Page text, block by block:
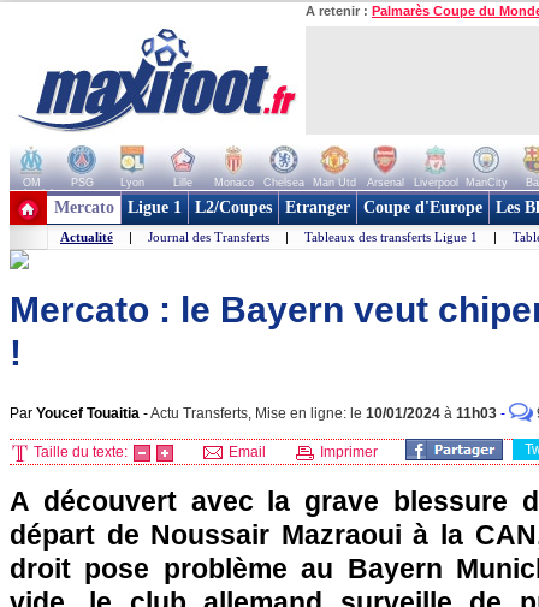
A retenir : Palmarès Coupe du
OM PSG Lyon Lille Monaco Chelsea Man Utd Arsenal Liverpool ManCity
+ de clubs
Mercato Ligue 1 L2/Coupes Etranger Coupe d'Europe Les
Actualité | Journal des Transferts | Tableaux des transferts Ligue 1 |
Mercato : le Bayern veut
!
Par Youcef Touaitia -Actu Transferts, Mise en ligne: le 10/01/2024 à 11h03 -
Taille du texte: Email Imprimer
A découvert avec la grave blessure
départ de Noussair Mazraoui à la
droit pose problème au Bayern